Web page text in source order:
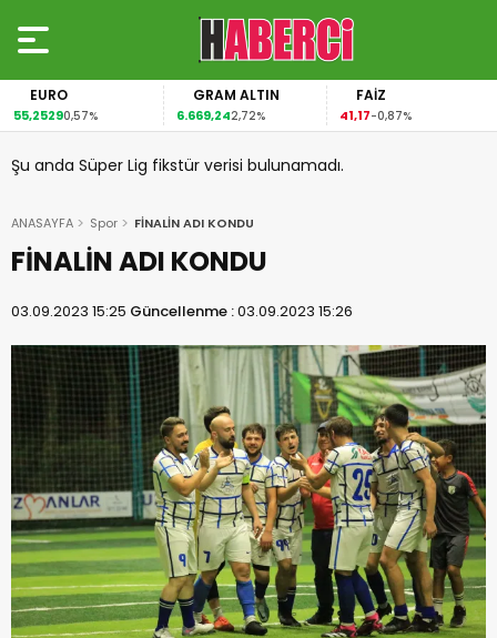
EURO
55,25290,57%
GRAM ALTIN
6.669,242,72%
FAİZ
41,17-0,87%
Şu anda Süper Lig fikstür verisi bulunamadı.
ANASAYFA Spor FİNALİN ADI KONDU
FİNALİN ADI KONDU
03.09.2023 15:25 Güncellenme :03.09.2023 15:26